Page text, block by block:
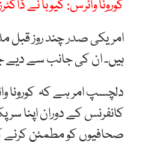
کورونا وائرس: کیوبا نے
امریکی صدر چند روز قبل
ہیں۔ ان کی جانب سے دیے
دلچسپ امر ہے کہ کورونا
کانفرنس کے دوران اپنا
صحافیوں کو مطمئن